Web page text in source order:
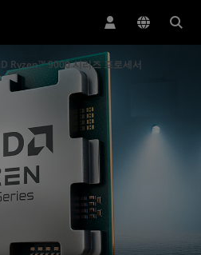
Ryzen™ 9000 시리즈 프로세서